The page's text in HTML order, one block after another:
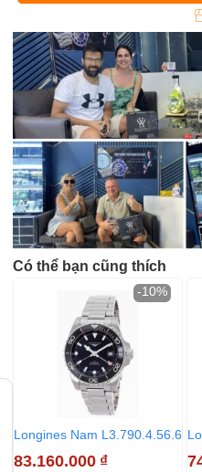
Có thể bạn cũng thích
Longines Nam L3.790.4.56.6
83.160.000 ₫
-10%